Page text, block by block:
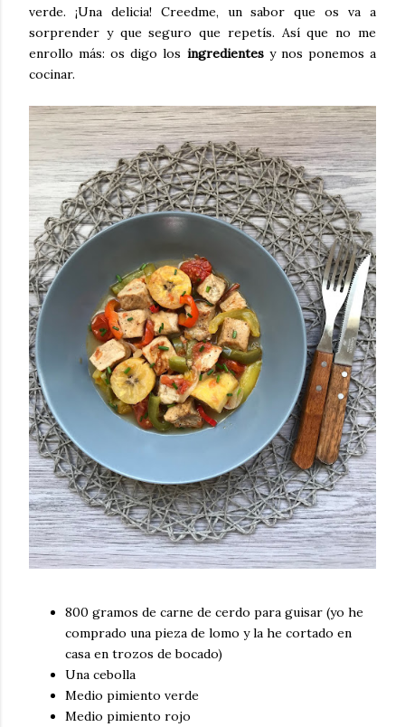
verde. ¡Una delicia! Creedme, un sabor que os va a
sorprender y que seguro que repetís. Así que no me
enrollo más: os digo los ingredientesy nos ponemos a
cocinar.
800 gramos de carne de cerdo para guisar (yo he
comprado una pieza de lomo y la he cortado en
casa en trozos de bocado)
Una cebolla
Medio pimiento verde
Medio pimiento rojo